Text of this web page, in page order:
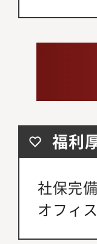
福利
社保完備
オフィ